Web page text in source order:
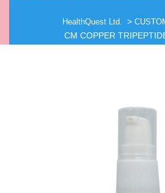
HealthQuest Ltd. >
CM COPPER